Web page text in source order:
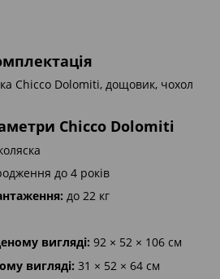
Chicco Dolomiti, дощовик, чохол
Chicco Dolomiti
до 4 років
до 22 кг
вигляді: 92 × 52 × 106 см
вигляді: 31 × 52 × 64 см